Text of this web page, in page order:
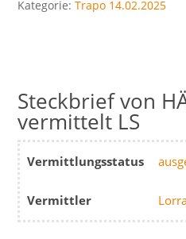
Kategorie:Trapo 14.02.2025
vermittelt LS
Vermittlungsstatus
Vermittler